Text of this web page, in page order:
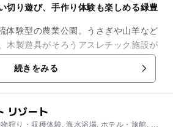
切り遊び、手作り体験も楽しめる緑豊
体験型の農業公園。うさぎや山羊など
木製遊具がそろうアスレチック施設が
ム･シャーベット作りの体験(予約優先
参...
続きをみる
リゾート
狩り・収穫体験, 海水浴場, ホテル・旅館, レ